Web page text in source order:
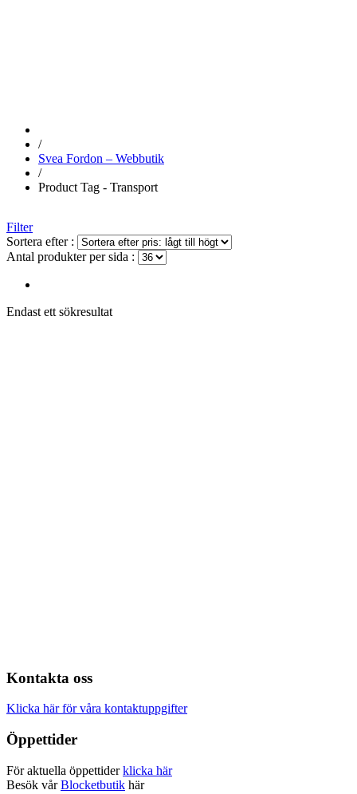
/
Svea Fordon – Webbutik
/
Product Tag - Transport
Filter
Sortera efter :
Antal produkter per sida :
Endast ett sökresultat
Kontakta oss
Klicka här för våra kontaktuppgifter
Öppettider
För aktuella öppettiderklicka här
Besök vårBlocketbutik här